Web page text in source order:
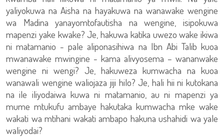
yaliyokuwa na Aisha na hayakuwa na wanawake wengine
wa Madina yanayomtofautisha na wengine, isipokuwa
mapenzi yake kwake? Je, hakuwa katika uwezo wake ikiwa
ni matamanio - pale aliponasihiwa na Ibn Abi Talib kuoa
mwanawake mwingine - kama alivyosema – wananwake
wengine ni wengi? Je, hakuweza kumwacha na kuoa
wanawali wengine waliojaza jiji hilo? Je, hali hii ni kutokana
na ile iliyodaiwa kuwa ni matamanio, au ni mapenzi ya
mume mtukufu ambaye hakutaka kumwacha mke wake
wakati wa mtihani wakati ambapo hakuna ushahidi wa yale
waliyodai?